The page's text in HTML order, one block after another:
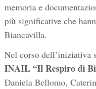
memoria e
più significative che
Biancavilla.
Nel corso dell’iniziativa
INAIL “Il Respiro di
Daniela Bellomo,